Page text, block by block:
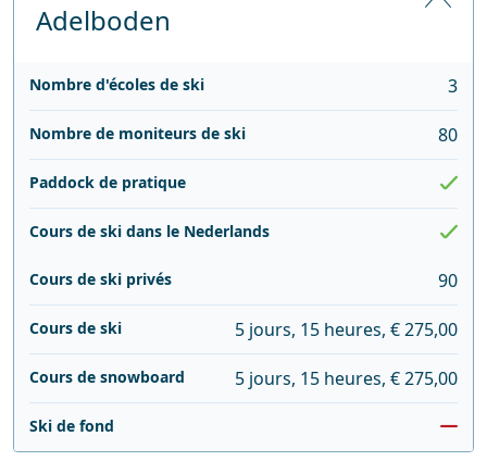
Adelboden
Nombre d'écoles de ski 3
Nombre de moniteurs de ski 80
Paddock de pratique
Cours de ski dans le Nederlands
Cours de ski privés 90
Cours de ski 5 jours, 15 heures, € 275,00
Cours de snowboard 5 jours, 15 heures, € 275,00
Ski de fond